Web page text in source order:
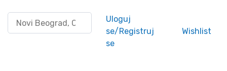
Uloguj
se/Registruj
se
Wishlist